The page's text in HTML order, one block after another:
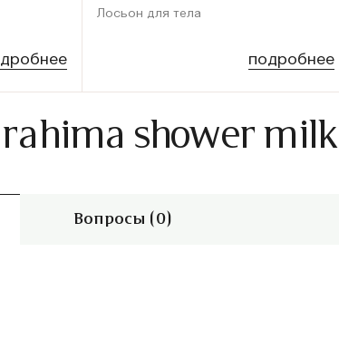
Лосьон для тела
подробнее
shower milk
Вопросы (0)